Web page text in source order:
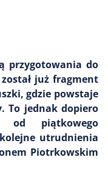
przygotowania do
już fragment
gdzie powstaje
To jednak dopiero
od piątkowego
utrudnienia
Piotrkowskim